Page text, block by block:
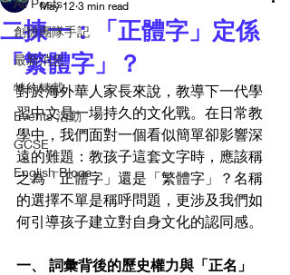
創辦團隊手記
最新消息
特約轉載
Events 活動
GCSE
English Blogs
二揀一：「正體字」定係
「繁體字」？
May 12 3 min read
對於海外華人家長來說，教導下一代學
習中文是一場持久的文化戰。在日常教
學中，我們面對一個看似簡單卻影響深
遠的難題：教孩子這套文字時，應該稱
之為「正體字」還是「繁體字」？名稱
的選擇不單是稱呼問題，更涉及我們如
何引導孩子建立對自身文化的認同感。
一、 詞彙背後的歷史權力與「正名」